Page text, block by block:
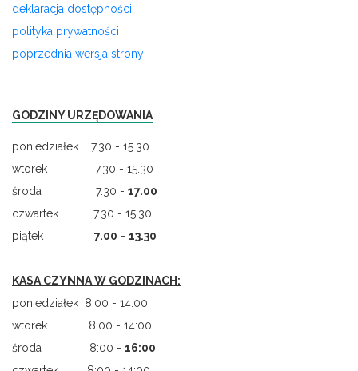
deklaracja dostępności
polityka prywatności
poprzednia wersja strony
GODZINY URZĘDOWANIA
poniedziałek 7.30 - 15.30
wtorek 7.30 - 15.30
środa 7.30 - 17.00
czwartek 7.30 - 15.30
piątek 7.00 - 13.30
KASA CZYNNA W GODZINACH:
poniedziałek 8:00 - 14:00
wtorek 8:00 - 14:00
środa 8:00 - 16:00